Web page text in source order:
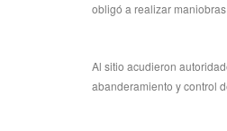
obligó a realizar
Al sitio acudieron
abanderamiento y control